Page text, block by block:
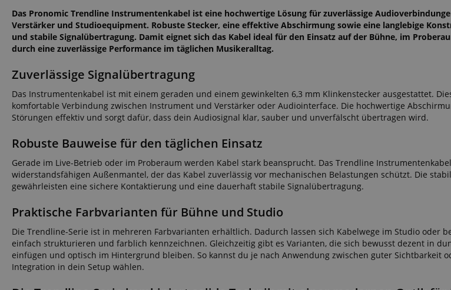
Das Pronomic Trendline Instrumentenkabel ist eine hochwertige Lösung für zuverlässige
Verstärker und Studioequipment. Robuste Stecker, eine effektive Abschirmung sowie eine langlebige
und stabile Signalübertragung. Damit eignet sich das Kabel ideal für den Einsatz auf der Bühne, im
durch eine zuverlässige Performance im täglichen Musikeralltag.
Zuverlässige Signalübertragung
Das Instrumentenkabel ist mit einem geraden und einem gewinkelten 6,3 mm Klinkenstecker ausgestattet.
komfortable Verbindung zwischen Instrument und Verstärker oder Audiointerface. Die hochwertige
Störungen effektiv und sorgt dafür, dass dein Audiosignal klar, sauber und unverfälscht übertragen wird.
Robuste Bauweise für den täglichen Einsatz
Gerade im Live-Betrieb oder im Proberaum werden Kabel stark beansprucht. Das Trendline
widerstandsfähigen Außenmantel, der das Kabel zuverlässig vor mechanischen Belastungen schützt. Die
gewährleisten eine sichere Kontaktierung und eine dauerhaft stabile Signalübertragung.
Praktische Farbvarianten für Bühne und Studio
Die Trendline-Serie ist in mehreren Farbvarianten erhältlich. Dadurch lassen sich Kabelwege im Studio oder
einfach strukturieren und farblich kennzeichnen. Gleichzeitig gibt es Varianten, die sich bewusst dezent in
einfügen und optisch im Hintergrund bleiben. So kannst du je nach Anwendung zwischen guter Sichtbarkeit
Integration in dein Setup wählen.